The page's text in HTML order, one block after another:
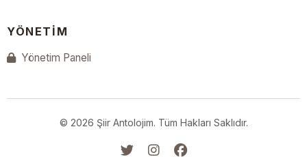
YÖNETIM
Yönetim Paneli
© 2026 Şiir Antolojim. Tüm Hakları Saklıdır.